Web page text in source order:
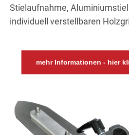
Stielaufnahme,
individuell verstellbaren
mehr Informationen - hier